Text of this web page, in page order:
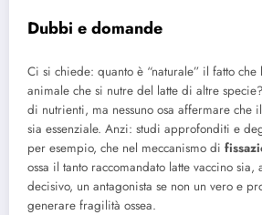
Dubbi e domande
Ci si chiede: quanto è “naturale” il fatto che
animale che si nutre del latte di altre
di nutrienti, ma nessuno osa affermare che
sia essenziale. Anzi: studi approfonditi e
per esempio, che nel meccanismo di
ossa il tanto raccomandato latte vaccino sia,
decisivo, un antagonista se non un vero e
generare fragilità ossea.